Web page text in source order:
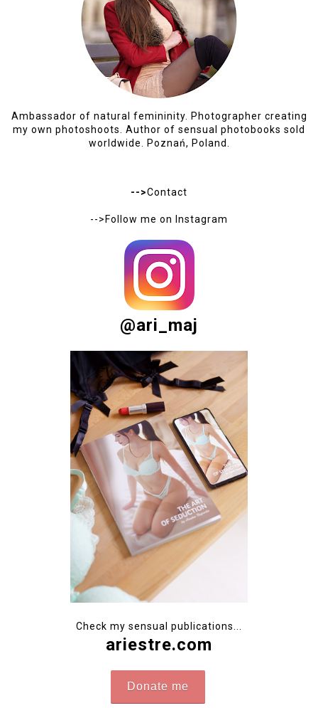
Ambassador of natural femininity. Photographer creating
my own photoshoots. Author of sensual photobooks sold
worldwide. Poznań, Poland.
-->Contact
-->Follow me on Instagram
@ari_maj
Check my sensual publications...
ariestre.com
Donate me